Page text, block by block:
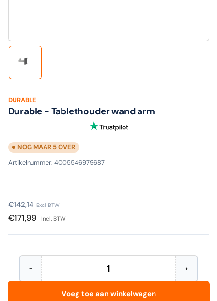
Laad
galerijweergave
DURABLE
Durable - Tablethouder wand arm
NOG MAAR 5 OVER
Artikelnummer: 4005546979687
Normale
prijs
€142,14 Excl. BTW
€171,99 Incl. BTW
−Aantal
verminderen
Hoeveelheid +Verhoog
het
Voeg toe aan winkelwagen